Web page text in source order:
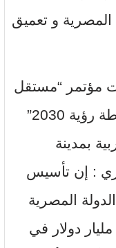
و تعميق
مؤتمر “مستقل
المشروعات الصغيرة و المتوسطة رؤية 2030”
بمدينة
: إن تأسيس
المصرية
لزيادة حجم الصادرات إلى 100 مليار دولار في